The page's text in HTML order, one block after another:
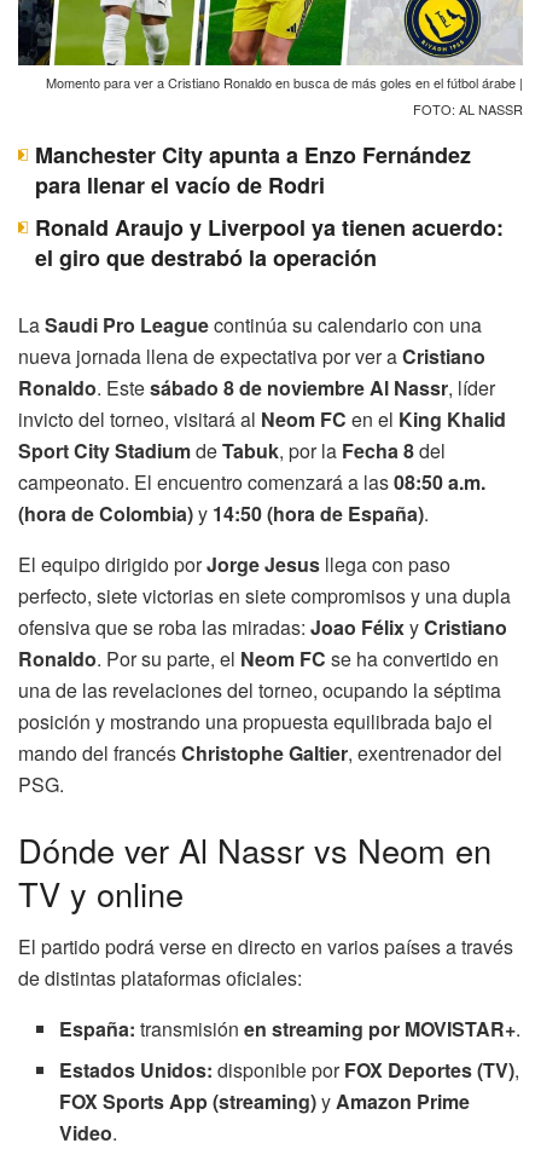
Momento para ver a Cristiano Ronaldo en busca de más goles en el fútbol árabe |
FOTO: AL NASSR
Manchester City apunta a Enzo Fernández
para llenar el vacío de Rodri
Ronald Araujo y Liverpool ya tienen acuerdo:
el giro que destrabó la operación
LaSaudi Pro Leaguecontinúa su calendario con una
nueva jornada llena de expectativa por ver aCristiano
Ronaldo. Estesábado 8 de noviembreAl Nassr, líder
invicto del torneo, visitará al Neom FC en el King Khalid
Sport City StadiumdeTabuk, por la Fecha 8del
campeonato. El encuentro comenzará a las08:50 a.m.
(hora de Colombia)y 14:50 (hora de España).
El equipo dirigido porJorge Jesus llega con paso
perfecto, siete victorias en siete compromisos y una dupla
ofensiva que se roba las miradas: Joao FélixyCristiano
Ronaldo. Por su parte, el Neom FC se ha convertido en
una de las revelaciones del torneo, ocupando la séptima
posición y mostrando una propuesta equilibrada bajo el
mando del francésChristophe Galtier, exentrenador del
PSG.
Dónde ver Al Nassr vs Neom en
TV y online
El partido podrá verse en directo en varios países a través
de distintas plataformas oficiales:
España: transmisiónen streaming por MOVISTAR+.
Estados Unidos: disponible porFOX Deportes (TV),
FOX Sports App (streaming)yAmazon Prime
Video.